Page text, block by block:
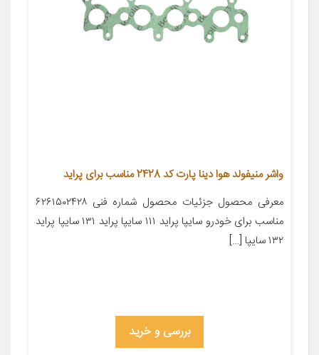
واشر منيفولد هوا دينا پارت کد 2428 مناسب برای پراید
معرفی محصول جزئیات محصول شماره فنی ۶۲۶۱۵۰۲۴۲۸
مناسب برای خودرو سایپا پراید ۱۱۱ سایپا پراید ۱۳۱ سایپا پراید
۱۳۲ سایپا […]
بررسی و خرید